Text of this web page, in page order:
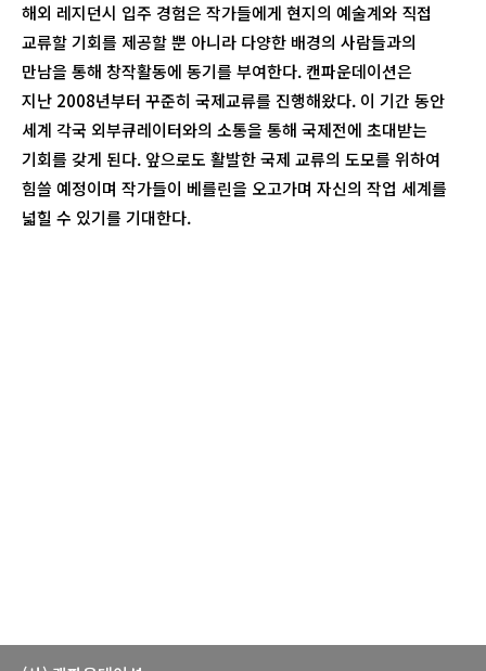
해외 레지던시 입주 경험은 작가들에게 현지의 예술계와 직접
교류할 기회를 제공할 뿐 아니라 다양한 배경의 사람들과의
만남을 통해 창작활동에 동기를 부여한다. 캔파운데이션은
지난 2008년부터 꾸준히 국제교류를 진행해왔다. 이 기간 동안
세계 각국 외부큐레이터와의 소통을 통해 국제전에 초대받는
기회를 갖게 된다. 앞으로도 활발한 국제 교류의 도모를 위하여
힘쓸 예정이며 작가들이 베를린을 오고가며 자신의 작업 세계를
넓힐 수 있기를 기대한다.